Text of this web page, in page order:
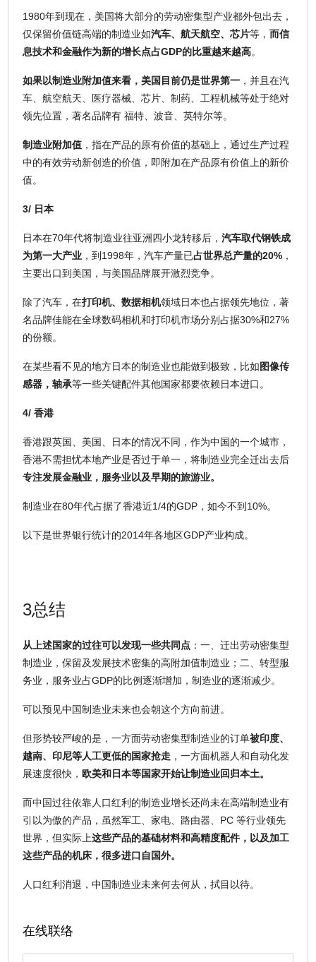
1980年到现在，美国将大部分的劳动密集型产业都外包出去，
仅保留价值链高端的制造业如汽车、航天航空、芯片等，而信
息技术和金融作为新的增长点占GDP的比重越来越高。
如果以制造业附加值来看，美国目前仍是世界第一 ，并且在汽
车、航空航天、医疗器械、芯片、制药、工程机械等处于绝对
领先位置，著名品牌有 福特、波音、英特尔等。
制造业附加值 ，指在产品的原有价值的基础上，通过生产过程
中的有效劳动新创造的价值，即附加在产品原有价值上的新价
值。
3/ 日本
日本在70年代将制造业往亚洲四小龙转移后，汽车取代钢铁成
为第一大产业 ，到1998年，汽车产量已占世界总产量的20% ，
主要出口到美国，与美国品牌展开激烈竞争。
除了汽车，在打印机、数据相机领域日本也占据领先地位，著
名品牌佳能在全球数码相机和打印机市场分别占据30%和27%
的份额。
在某些看不见的地方日本的制造业也能做到极致，比如图像传
感器，轴承等一些关键配件其他国家都要依赖日本进口。
4/ 香港
香港跟英国、美国、日本的情况不同，作为中国的一个城市，
香港不需担忧本地产业是否过于单一，将制造业完全迁出去后
专注发展金融业，服务业以及早期的旅游业。
制造业在80年代占据了香港近1/4的GDP，如今不到10%。
以下是世界银行统计的2014年各地区GDP产业构成。
3总结
从上述国家的过往可以发现一些共同点 ：一、迁出劳动密集型
制造业，保留及发展技术密集的高附加值制造业；二、转型服
务业，服务业占GDP的比例逐渐增加，制造业的逐渐减少。
可以预见中国制造业未来也会朝这个方向前进。
但形势较严峻的是，一方面劳动密集型制造业的订单被印度、
越南、印尼等人工更低的国家抢走 ，一方面机器人和自动化发
展速度很快， 欧美和日本等国家开始让制造业回归本土。
而中国过往依靠人口红利的制造业增长还尚未在高端制造业有
引以为傲的产品，虽然军工、家电、路由器、PC 等行业领先
世界，但实际上这些产品的基础材料和高精度配件，以及加工
这些产品的机床，很多进口自国外。
人口红利消退，中国制造业未来何去何从，拭目以待。
在线联络